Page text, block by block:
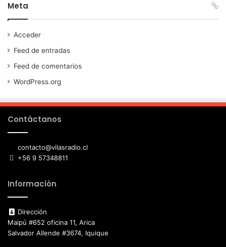
Meta
Acceder
Feed de entradas
Feed de comentarios
WordPress.org
Contáctanos
contacto@vilasradio.cl
+56 9 57348811
Información
Dirección
Maipú #652 oficina 11, Arica
Salvador Allende #3674, Iquique